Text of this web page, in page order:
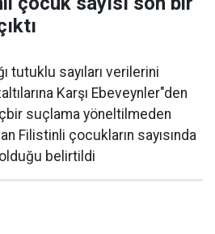
tutuklu sayıları verilerini
Karşı Ebeveynler"den
suçlama yöneltilmeden
Filistinli çocukların sayısında
belirtildi